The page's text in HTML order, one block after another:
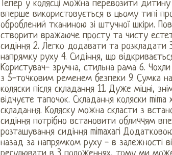
Тепер у колясці можна перевозити дитину
вперше використовується в цьому типі
оброблений тканиною зі штучної шкіри.
створити вражаюче просту та чисту
сидіння 2. Легко додавати та
напрямку руху 4. Сидіння, що
Користувач- зручна, стильна рама 6.
з 5-точковим ременем безпеки 9. Сумка на
коляски після складання 11. Дуже міцні,
відчуєте тапочок. Складання коляски
складання. Коляску можна скласти з
сидіння потрібно встановити обличчям
розташування сидіння mimaxari
назад за напрямком руху - в залежності